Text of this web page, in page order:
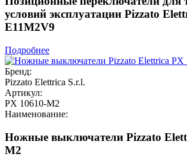
условий эксплуатации Pizzato
E11M2V9
Подробнее
Бренд:
Pizzato Elettrica S.r.l.
Артикул:
PX 10610-M2
Наименование:
Ножные выключатели Pizzato
M2